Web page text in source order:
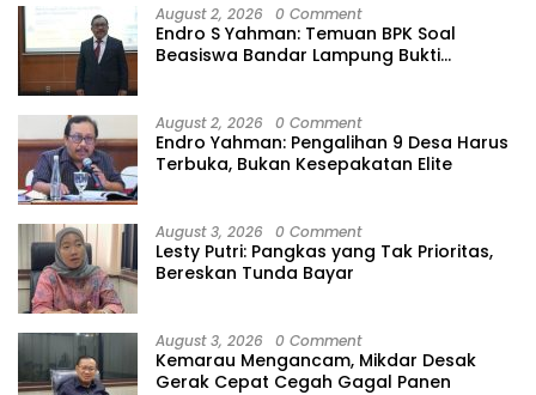
August 2, 2026 0 Comment
Endro S Yahman: Temuan BPK Soal
Beasiswa Bandar Lampung Bukti
August 2, 2026 0 Comment
Endro Yahman: Pengalihan 9 Desa Harus
Terbuka, Bukan Kesepakatan Elite
August 3, 2026 0 Comment
Lesty Putri: Pangkas yang Tak Prioritas,
Bereskan Tunda Bayar
August 3, 2026 0 Comment
Kemarau Mengancam, Mikdar Desak
Gerak Cepat Cegah Gagal Panen